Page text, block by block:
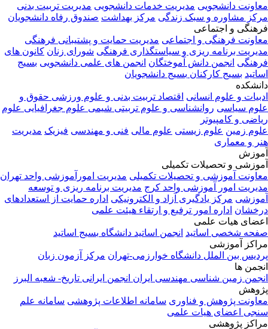
معاونت دانشجویی مدیریت خدمات دانشجویی مدیریت تربیت بدنی
مرکز مشاوره و سبک زندگی مرکز بهداشت صندوق رفاه دانشجویان
فرهنگی و اجتماعی
معاونت فرهنگی و اجتماعی مدیریت حمایت و پشتیبانی فرهنگی
مدیریت برنامه ریزی و سیاستگذاری فرهنگی شورای زنان کانون های
فرهنگی انجمن دانش آموختگان انجمن های علمی دانشجویی بسیج
اساتید بسیج کارکنان بسیج دانشجویان
دانشکده
ادبیات و علوم انسانی اقتصاد تربیت بدنی و علوم ورزشی حقوق و
علوم سیاسی روانشناسی و علوم تربیتی شیمی علوم جغرافیایی علوم
ریاضی و کامپیوتر
علوم زمین علوم زیستی علوم مالی فنی و مهندسی فیزیک مدیریت
هنر و معماری
آموزش
آموزشی و تحصیلات تکمیلی
معاونت آموزشی و تحصیلات تکمیلی مدیریت امورآموزشی واحد تهران
مدیریت امور آموزشی واحد کرج مدیریت برنامه ریزی و توسعه
آموزشی مرکز یادگیری آزاد و الکترونیکی اداره حمایت از استعدادهای
درخشان اداره امور ترفیع و ارتقاء هیئت علمی
اعضای هیات علمی
صفحه شخصی اساتید انجمن اساتید دانشگاه بسیج اساتید
مراکز آموزشی
پردیس بین الملل دانشگاه خوارزمی-تهران مرکز آزمون زبان
انجمن ها
انجمن زمین شناسی مهندسی ایران انجمن ایرانی تاریخ- شعبه البرز
پژوهش
معاونت پژوهش و فناوری سامانه اطلاعات پژوهشی سامانه علم
سنجی اعضای هیات علمی
مراکز پژوهشی